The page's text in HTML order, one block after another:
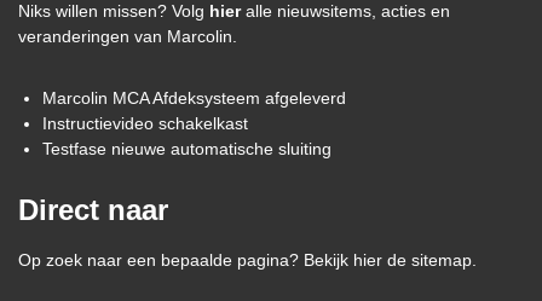
Niks willen missen? Volg hier alle nieuwsitems, acties en
veranderingen van Marcolin.
Marcolin MCA Afdeksysteem afgeleverd
Instructievideo schakelkast
Testfase nieuwe automatische sluiting
Direct naar
Op zoek naar een bepaalde pagina? Bekijk hier de sitemap.